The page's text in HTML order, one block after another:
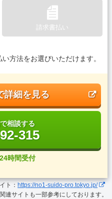
請求書払い
方法をお選びいただけます。
詳細を見る
相談する
315
時間受付
ト： https://no1-suido-pro.tokyo.jp/
連サイトも一部参考にしております。